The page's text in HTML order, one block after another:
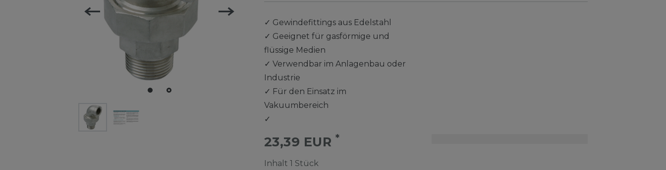
✓ Gewindefittings aus Edelstahl
✓ Geeignet für gasförmige und
flüssige Medien
✓ Verwendbar im Anlagenbau oder
Industrie
✓ Für den Einsatz im
Vakuumbereich
✓
23,39 EUR *
Inhalt 1 Stück